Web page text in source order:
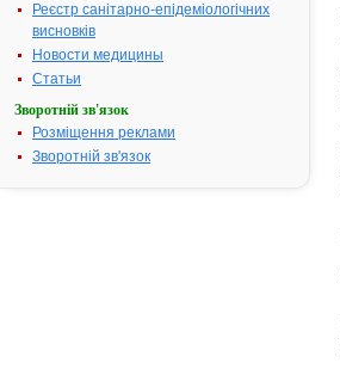
Реєстр санітарно-епідеміологічних
висновків
Новости медицины
Статьи
Зворотній зв'язок
Розміщення реклами
Зворотній зв'язок